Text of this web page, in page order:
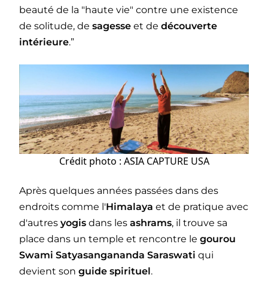
beauté de la "haute vie" contre une existence
de solitude, de sagesse et de découverte
intérieure.”
Crédit photo : ASIA CAPTURE USA
Après quelques années passées dans des
endroits comme l'Himalaya et de pratique avec
d'autres yogis dans les ashrams, il trouve sa
place dans un temple et rencontre le gourou
Swami Satyasangananda Saraswati qui
devient son guide spirituel.